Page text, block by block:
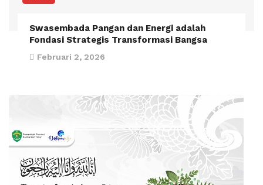
Swasembada Pangan dan Energi adalah
Fondasi Strategis Transformasi Bangsa
Februari 2, 2026